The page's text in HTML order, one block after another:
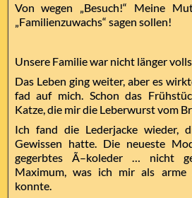
Von wegen „Besuch!“ Meine
„Familienzuwachs“ sagen sollen!
Unsere Familie war nicht länger
Das Leben ging weiter, aber es
fad auf mich. Schon das
Katze, die mir die Leberwurst vom
Ich fand die Lederjacke wieder,
Gewissen hatte. Die neueste
gegerbtes Ã–koleder … nicht
Maximum, was ich mir als arme
konnte.